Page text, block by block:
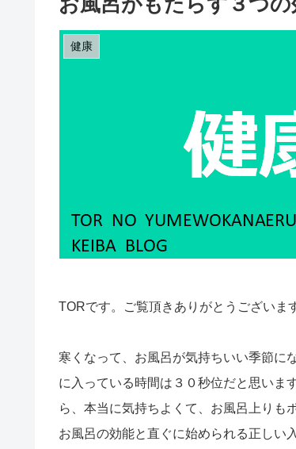
健康
TORです。ご覧頂きありがとうございま
寒くなって、お風呂が気持ちいい季節に
に入っている時間は３０秒位だと思いま
ら、本当に気持ちよくて、お風呂上りも
お風呂の効能と直ぐに始められる正しい